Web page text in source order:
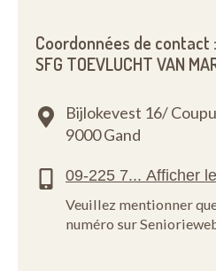
Coordonnées de contact :
SFG TOEVLUCHT VAN
Bijlokevest 16/
9000 Gand
Veuillez mentionner
numéro sur